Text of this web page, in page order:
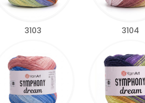
3103 3104